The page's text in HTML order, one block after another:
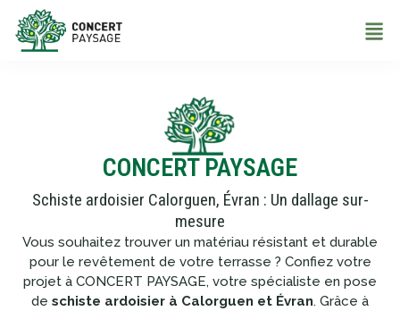
CONCERT PAYSAGE
Schiste ardoisier Calorguen, Évran : Un dallage sur-
mesure
Vous souhaitez trouver un matériau résistant et durable
pour le revêtement de votre terrasse ? Confiez votre
projet à CONCERT PAYSAGE, votre spécialiste en pose
de schiste ardoisier à Calorguen et Évran. Grâce à